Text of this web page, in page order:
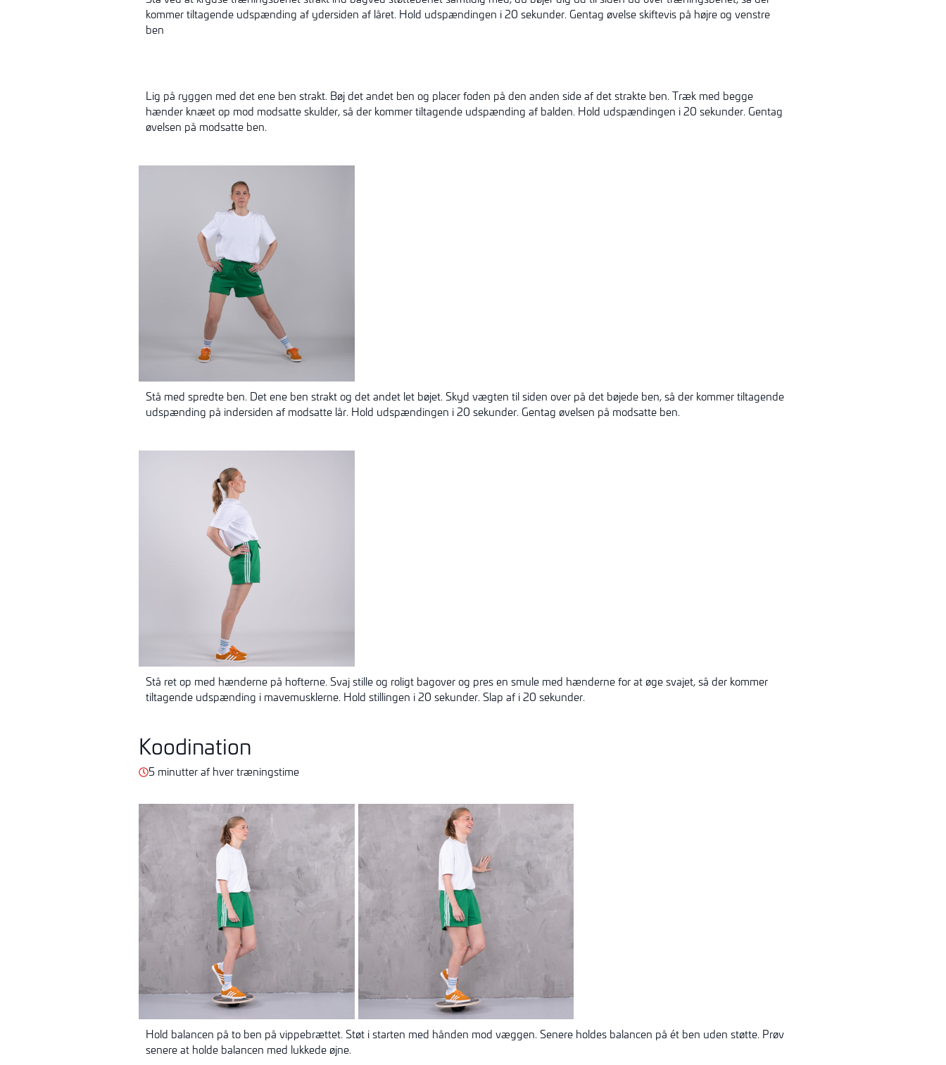
kommer tiltagende udspænding af ydersiden af låret. Hold udspændingen i 20 sekunder. Gentag øvelse skiftevis på højre og venstre
ben
Lig på ryggen med det ene ben strakt. Bøj det andet ben og placer foden på den anden side af det strakte ben. Træk med begge
hænder knæet op mod modsatte skulder, så der kommer tiltagende udspænding af balden. Hold udspændingen i 20 sekunder. Gentag
øvelsen på modsatte ben.
Stå med spredte ben. Det ene ben strakt og det andet let bøjet. Skyd vægten til siden over på det bøjede ben, så der kommer tiltagende
udspænding på indersiden af modsatte lår. Hold udspændingen i 20 sekunder. Gentag øvelsen på modsatte ben.
Stå ret op med hænderne på hofterne. Svaj stille og roligt bagover og pres en smule med hænderne for at øge svajet, så der kommer
tiltagende udspænding i mavemusklerne. Hold stillingen i 20 sekunder. Slap af i 20 sekunder.
Koodination
5 minutter af hver træningstime
Hold balancen på to ben på vippebrættet. Støt i starten med hånden mod væggen. Senere holdes balancen på ét ben uden støtte. Prøv
senere at holde balancen med lukkede øjne.